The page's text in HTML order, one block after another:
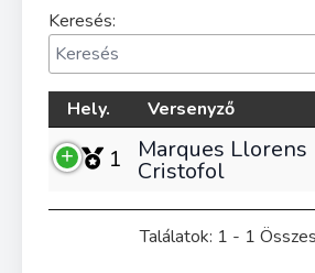
Keresés:
Hely. Versenyző
1 Marques Llorens
Cristofol
Találatok: 1 - 1